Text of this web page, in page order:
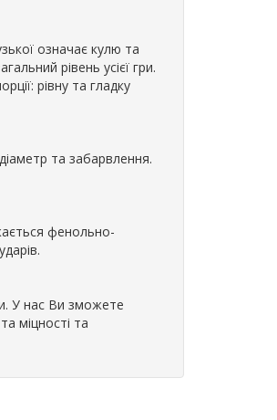
означає кулю та
рівень усієї гри.
рівну та гладку
та забарвлення.
фенольно-
У нас Ви зможете
міцності та